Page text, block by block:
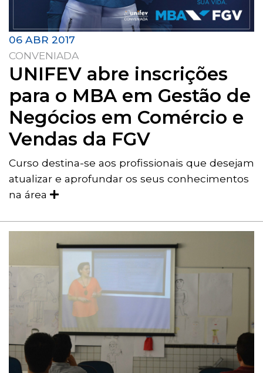
06 ABR 2017
CONVENIADA
UNIFEV abre inscrições
para o MBA em Gestão de
Negócios em Comércio e
Vendas da FGV
Curso destina-se aos profissionais que desejam
atualizar e aprofundar os seus conhecimentos
na área